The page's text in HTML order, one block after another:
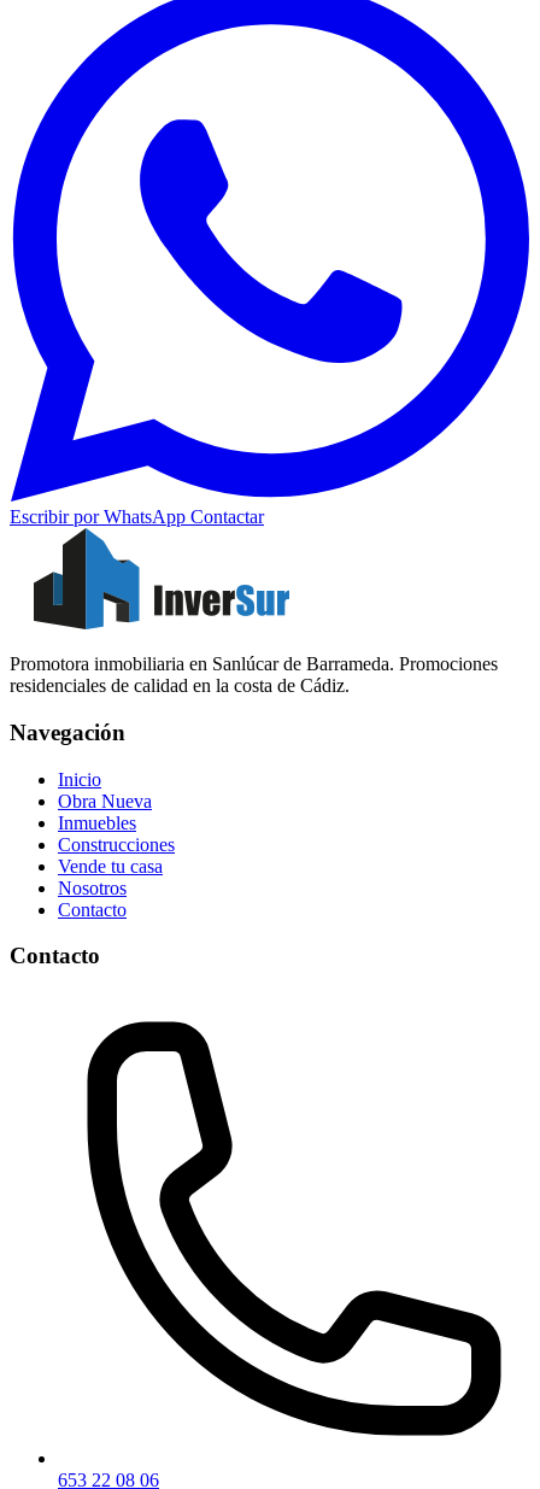
Escribir por WhatsApp Contactar
Promotora inmobiliaria en Sanlúcar de Barrameda. Promociones
residenciales de calidad en la costa de Cádiz.
Navegación
Inicio
Obra Nueva
Inmuebles
Construcciones
Vende tu casa
Nosotros
Contacto
Contacto
653 22 08 06